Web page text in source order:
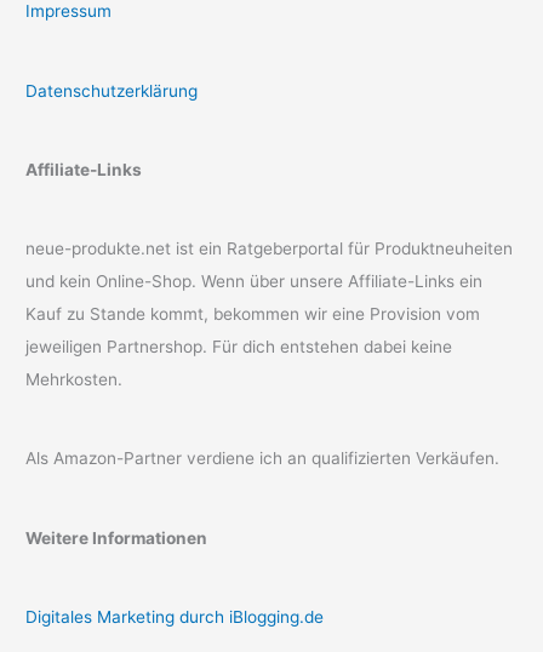
Impressum
Datenschutzerklärung
Affiliate-Links
neue-produkte.net ist ein Ratgeberportal für Produktneuheiten
und kein Online-Shop. Wenn über unsere Affiliate-Links ein
Kauf zu Stande kommt, bekommen wir eine Provision vom
jeweiligen Partnershop. Für dich entstehen dabei keine
Mehrkosten.
Als Amazon-Partner verdiene ich an qualifizierten Verkäufen.
Weitere Informationen
Digitales Marketing durch iBlogging.de